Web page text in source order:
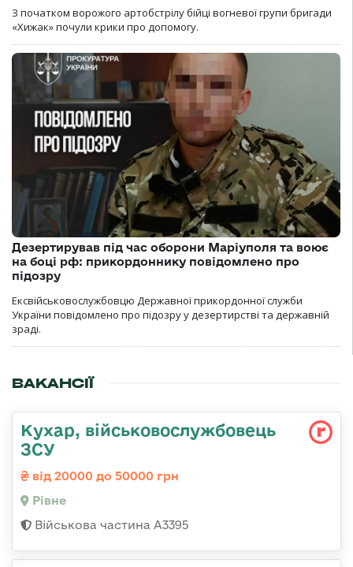
З початком ворожого артобстрілу бійці вогневої групи бригади
«Хижак» почули крики про допомогу.
Дезертирував під час оборони Маріуполя та воює
на боці рф: прикордоннику повідомлено про
підозру
Ексвійськовослужбовцю Державної прикордонної служби
України повідомлено про підозру у дезертирстві та державній
зраді.
ВАКАНСІЇ
Кухар, військовослужбовець
ЗСУ
від 20000 до 50000 грн
Рівне
Військова частина А3395